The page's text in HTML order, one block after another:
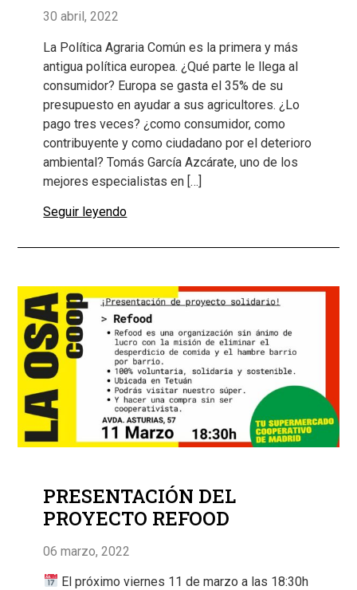
30 abril, 2022
La Política Agraria Común es la primera y más
antigua política europea. ¿Qué parte le llega al
consumidor? Europa se gasta el 35% de su
presupuesto en ayudar a sus agricultores. ¿Lo
pago tres veces? ¿como consumidor, como
contribuyente y como ciudadano por el deterioro
ambiental? Tomás García Azcárate, uno de los
mejores especialistas en […]
Seguir leyendo
PRESENTACIÓN DEL
PROYECTO REFOOD
06 marzo, 2022
El próximo viernes 11 de marzo a las 18:30h